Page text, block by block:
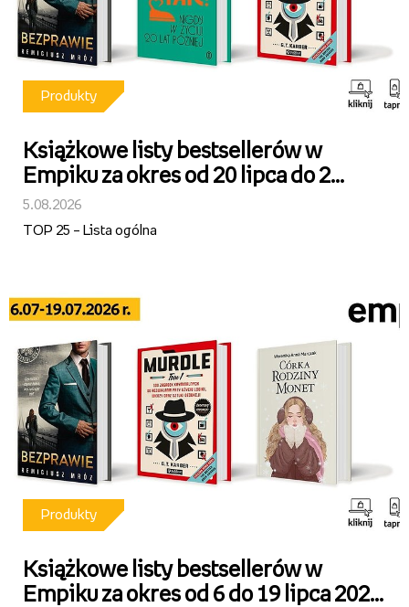
Produkty
Książkowe listy bestsellerów w
Empiku za okres od 20 lipca do 2
sierpnia 2026 r.
5.08.2026
TOP 25 – Lista ogólna
Produkty
Książkowe listy bestsellerów w
Empiku za okres od 6 do 19 lipca 2026